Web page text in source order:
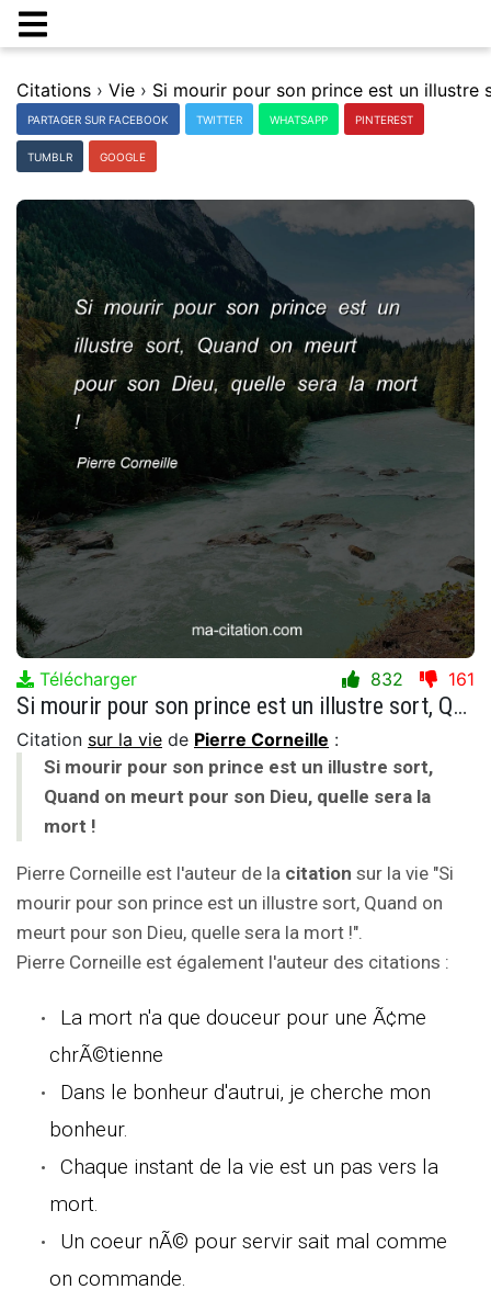
Citations › Vie ›
PARTAGER SUR FACEBOOK TWITTER WHATSAPP PINTEREST
TUMBLR GOOGLE
Télécharger 832 161
Si mourir pour son prince est un illustre sort, Quand on meurt pour son Dieu, quelle sera la mort !
Citation sur la vie de Pierre Corneille :
Si mourir pour son prince est un illustre sort,
Quand on meurt pour son Dieu, quelle sera la
mort !
Pierre Corneille est l'auteur de la citation sur la vie "Si
mourir pour son prince est un illustre sort, Quand on
meurt pour son Dieu, quelle sera la mort !".
Pierre Corneille est également l'auteur des citations :
La mort n'a que douceur pour une Ã¢me
chrÃ©tienne
Dans le bonheur d'autrui, je cherche mon
bonheur.
Chaque instant de la vie est un pas vers la
mort.
Un coeur nÃ© pour servir sait mal comme
on commande.